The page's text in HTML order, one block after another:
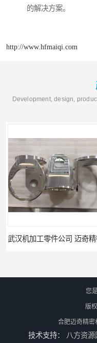
的解决方案。
http://www.hfmaiqi.com
Development, design,
您
版
合肥迈奇精密
技术支持： 八方资源